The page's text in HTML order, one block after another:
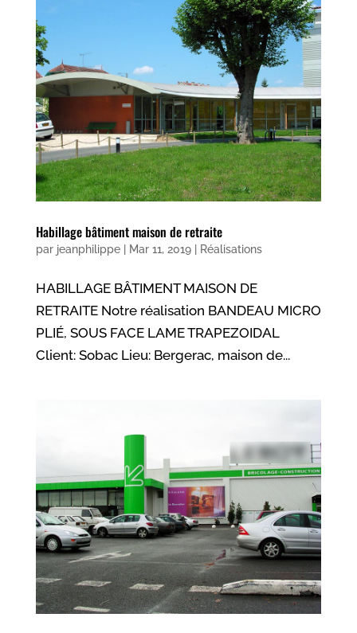
Habillage bâtiment maison de retraite
par jeanphilippe| Mar 11, 2019| Réalisations
HABILLAGE BÂTIMENT MAISON DE
RETRAITE Notre réalisation BANDEAU MICRO
PLIÉ, SOUS FACE LAME TRAPEZOIDAL
Client: Sobac Lieu: Bergerac, maison de...